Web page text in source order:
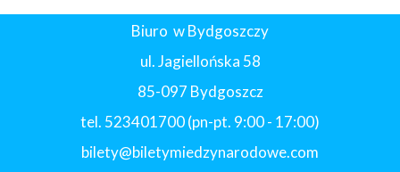
Biuro w Bydgoszczy
ul. Jagiellońska 58
85-097 Bydgoszcz
tel. 523401700 (pn-pt. 9:00 - 17:00)
bilety@biletymiedzynarodowe.com